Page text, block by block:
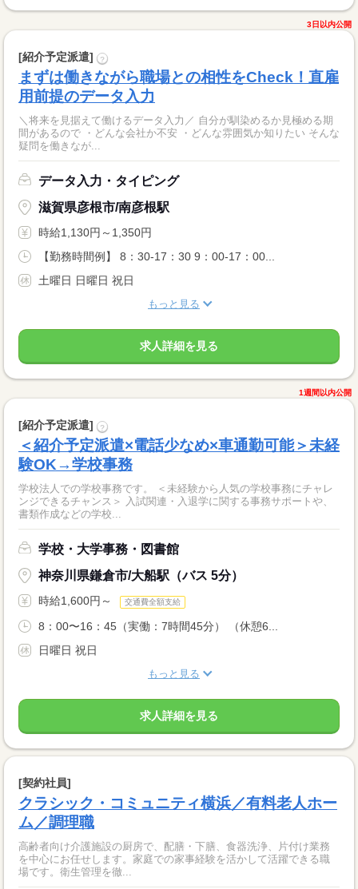
3日以内公開
[紹介予定派遣] ?
まずは働きながら職場との相性をCheck！直雇
用前提のデータ入力
＼将来を見据えて働けるデータ入力／ 自分が馴染めるか見極める期
間があるので ・どんな会社か不安 ・どんな雰囲気か知りたい そんな
疑問を働きなが...
データ入力・タイピング
滋賀県彦根市/南彦根駅
時給1,130円～1,350円
【勤務時間例】 8：30-17：30 9：00-17：00...
土曜日 日曜日 祝日
もっと見る
求人詳細を見る
1週間以内公開
[紹介予定派遣] ?
＜紹介予定派遣×電話少なめ×車通勤可能＞未経
験OK→学校事務
学校法人での学校事務です。 ＜未経験から人気の学校事務にチャレ
ンジできるチャンス＞ 入試関連・入退学に関する事務サポートや、
書類作成などの学校...
学校・大学事務・図書館
神奈川県鎌倉市/大船駅（バス 5分）
時給1,600円～ 交通費全額支給
8：00〜16：45（実働：7時間45分） （休憩6...
日曜日 祝日
もっと見る
求人詳細を見る
[契約社員]
クラシック・コミュニティ横浜／有料老人ホー
ム／調理職
高齢者向け介護施設の厨房で、配膳・下膳、食器洗浄、片付け業務
を中心にお任せします。家庭での家事経験を活かして活躍できる職
場です。衛生管理を徹...